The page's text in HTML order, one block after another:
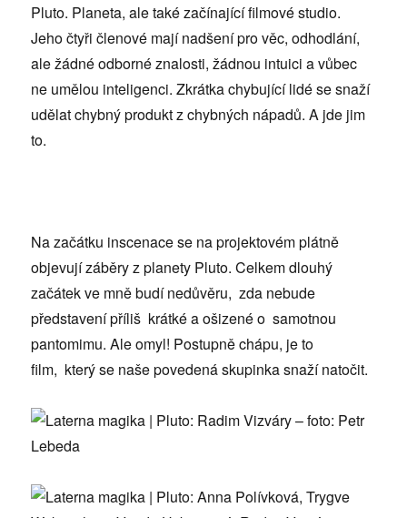
Pluto. Planeta, ale také začínající filmové studio.
Jeho čtyři členové mají nadšení pro věc, odhodlání,
ale žádné odborné znalosti, žádnou intuici a vůbec
ne umělou inteligenci. Zkrátka chybující lidé se snaží
udělat chybný produkt z chybných nápadů. A jde jim
to.
Na začátku inscenace se na projektovém plátně
objevují záběry z planety Pluto. Celkem dlouhý
začátek ve mně budí nedůvěru, zda nebude
představení příliš krátké a ošizené o samotnou
pantomimu. Ale omyl! Postupně chápu, je to
film, který se naše povedená skupinka snaží natočit.